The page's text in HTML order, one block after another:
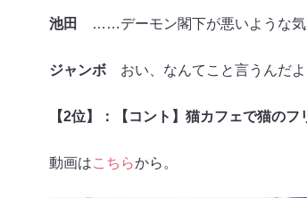
池田 ……デーモン閣下が悪いような気
ジャンボおい、なんてこと言うんだよ
【2位】：【コント】猫カフェで猫の
動画はこちらから。